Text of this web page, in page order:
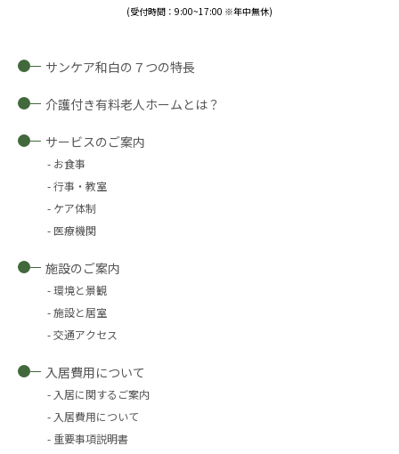
(受付時間：9:00~17:00 ※年中無休)
サンケア和白の７つの特長
介護付き有料老人ホームとは？
サービスのご案内
お食事
行事・教室
ケア体制
医療機関
施設のご案内
環境と景観
施設と居室
交通アクセス
入居費用について
入居に関するご案内
入居費用について
重要事項説明書